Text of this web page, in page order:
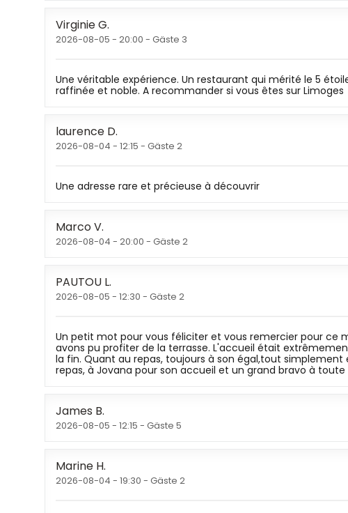
VirginieG
2026-08-05 - 20:00 - Gäste 3
Une véritable expérience. Un restaurant qui mérité le 5
raffinée et noble. A recommander si vous êtes sur Limoges
laurence D
2026-08-04 - 12:15 - Gäste 2
Une adresse rare et précieuse à découvrir
MarcoV
2026-08-04 - 20:00 - Gäste 2
PAUTOU L
2026-08-05 - 12:30 - Gäste 2
Un petit mot pour vous féliciter et vous remercier pour ce
avons pu profiter de la terrasse. L'accueil était
la fin. Quant au repas, toujours à son égal,tout
repas, à Jovana pour son accueil et un grand bravo à
James B
2026-08-05 - 12:15 - Gäste 5
Marine H
2026-08-04 - 19:30 - Gäste 2